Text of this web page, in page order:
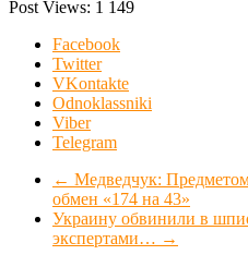
Post Views: 1 149
Facebook
Twitter
VKontakte
Odnoklassniki
Viber
Telegram
← Медведчук:
обмен «174 на 43»
Украину обвинили в
экспертами… →